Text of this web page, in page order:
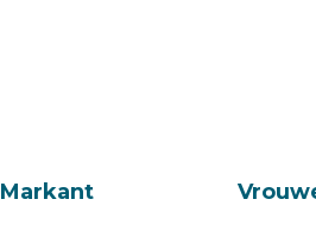
Markant